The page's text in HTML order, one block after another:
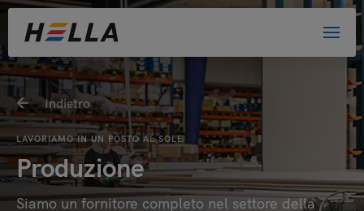
Indietro
LAVORIAMO IN UN POSTO AL SOLE
Produzione
Siamo un fornitore completo nel settore della